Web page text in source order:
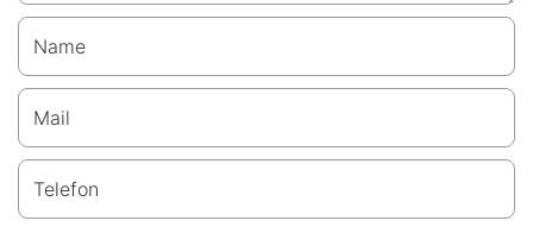
Name
Mail
Telefon